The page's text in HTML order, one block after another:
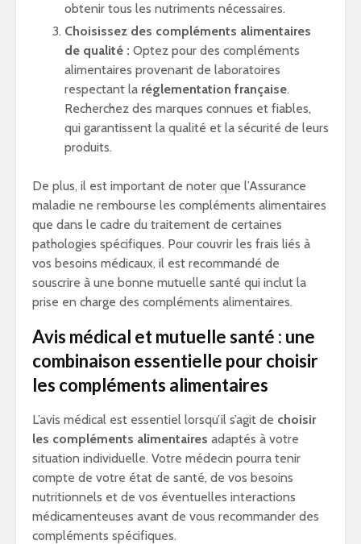
obtenir tous les nutriments nécessaires.
Choisissez des compléments alimentaires
de qualité : Optez pour des compléments
alimentaires provenant de laboratoires
respectant la réglementation française.
Recherchez des marques connues et fiables,
qui garantissent la qualité et la sécurité de leurs
produits.
De plus, il est important de noter que l’Assurance
maladie ne rembourse les compléments alimentaires
que dans le cadre du traitement de certaines
pathologies spécifiques. Pour couvrir les frais liés à
vos besoins médicaux, il est recommandé de
souscrire à une bonne mutuelle santé qui inclut la
prise en charge des compléments alimentaires.
Avis médical et mutuelle santé : une
combinaison essentielle pour choisir
les compléments alimentaires
L’avis médical est essentiel lorsqu’il s’agit de choisir
les compléments alimentaires adaptés à votre
situation individuelle. Votre médecin pourra tenir
compte de votre état de santé, de vos besoins
nutritionnels et de vos éventuelles interactions
médicamenteuses avant de vous recommander des
compléments spécifiques.